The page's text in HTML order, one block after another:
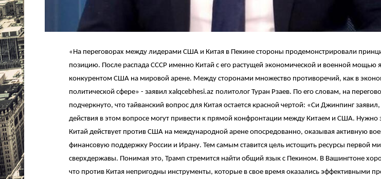
«На переговорах между лидерами США и Китая в Пекине стороны продемонстрировали
позицию. После распада СССР именно Китай с его растущей экономической и военной мощью
конкурентом США на мировой арене. Между сторонами множество противоречий, как в
политической сфере» - заявил xalqcebhesi.az политолог Туран Рзаев. По его словам, на
подчеркнуто, что тайванский вопрос для Китая остается красной чертой: «Си Джинпинг
действия в этом вопросе могут привести к прямой конфронтации между Китаем и США. Нужно
Китай действует против США на международной арене опосредованно, оказывая активную
финансовую поддержку России и Ирану. Тем самым ставится цель истощить ресурсы первой
сверхдержавы. Понимая это, Трамп стремится найти общий язык с Пекином. В Вашингтоне
что против Китая непригодны инструменты, которые в свое время оказались эффективными